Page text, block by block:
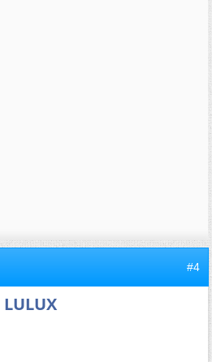
#4
LULUX